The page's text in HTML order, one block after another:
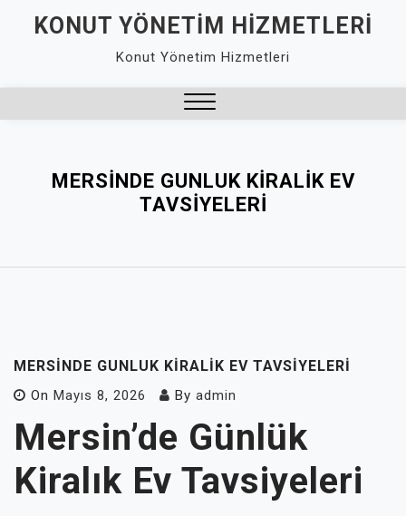
KONUT YÖNETIM HIZMETLERI
Konut Yönetim Hizmetleri
MERSINDE GUNLUK KIRALIK EV
TAVSIYELERI
MERSINDE GUNLUK KIRALIK EV TAVSIYELERI
On Mayıs 8, 2026 By admin
Mersin’de Günlük
Kiralık Ev Tavsiyeleri